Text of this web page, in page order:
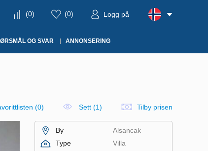
(0) (0) Logg på
OG SVAR ANNONSERING
(0) Sett (1) Tilby prisen
By
Alsancak
Type
Villa